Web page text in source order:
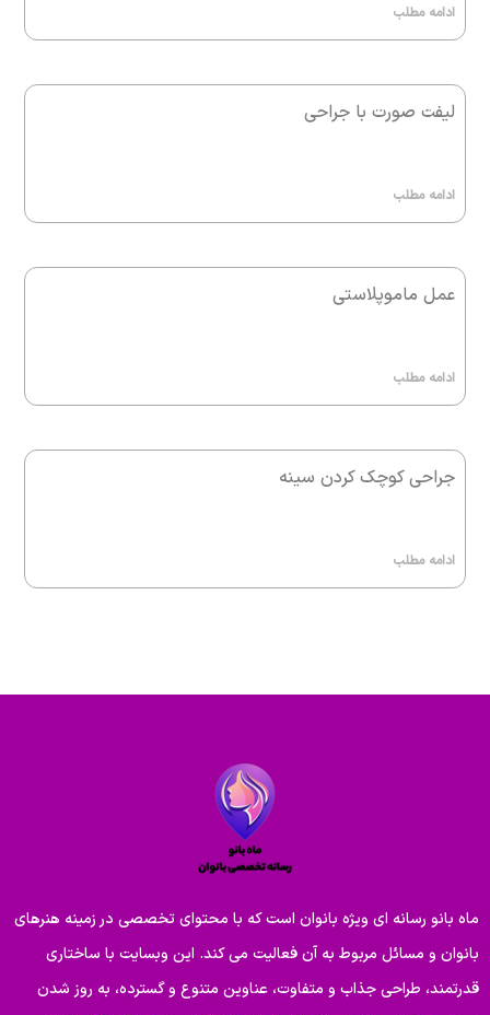
ادامه مطلب
لیفت صورت با جراحی
ادامه مطلب
عمل ماموپلاستی
ادامه مطلب
جراحی کوچک کردن سینه
ادامه مطلب
ماه بانو رسانه ای ویژه بانوان است که با محتوای تخصصی در زمینه هنرهای
بانوان و مسائل مربوط به آن فعالیت می کند. این وبسایت با ساختاری
قدرتمند، طراحی جذاب و متفاوت، عناوین متنوع و گسترده، به روز شدن